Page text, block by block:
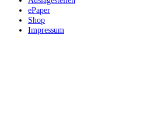
ePaper
Shop
Impressum